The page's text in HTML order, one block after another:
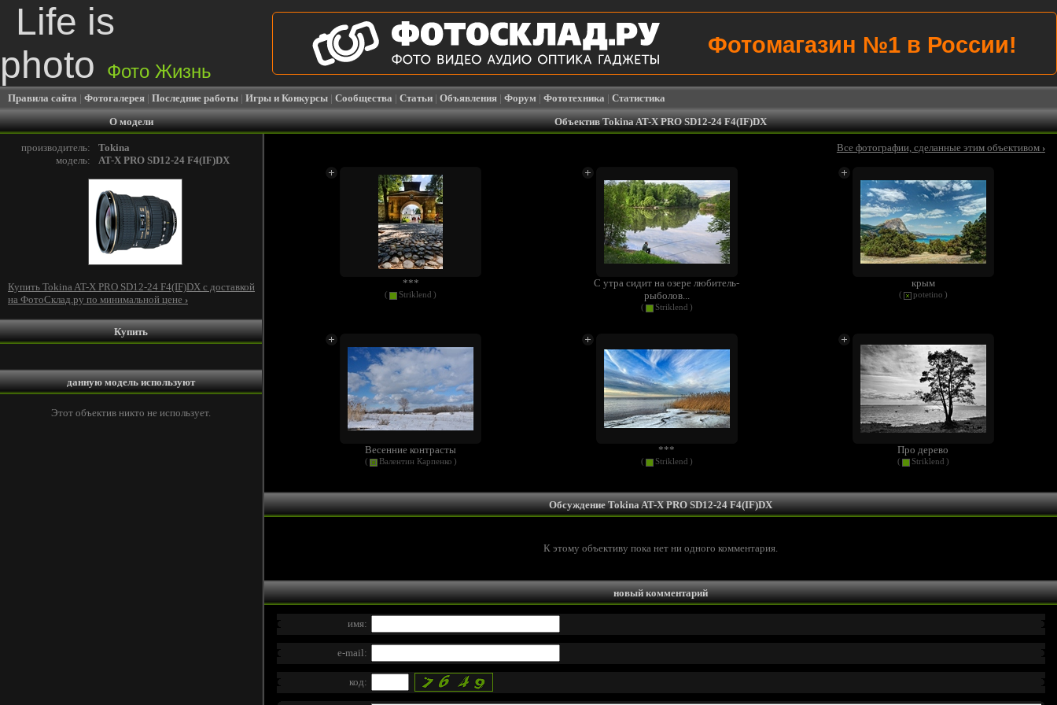
Life is
photo
Фото Жизнь
Фотомагазин №1 в России!
Правила сайта | Фотогалерея | Последние работы | Игры и Конкурсы | Сообщества | Статьи | Объявления | Форум | Фототехника | Статистика
О модели
Объектив Tokina AT-X PRO SD12-24 F4(IF)DX
производитель:
Tokina
модель:
AT-X PRO SD12-24 F4(IF)DX
Купить Tokina AT-X PRO SD12-24 F4(IF)DX c доставкой
на ФотоСклад.ру по минимальной цене ›
Купить
данную модель используют
Этот объектив никто не использует.
Все фотографии, сделанные этим объективом ›
***
( Striklend )
С утра сидит на озере любитель-
рыболов...
( Striklend )
крым
( potetino )
Весенние контрасты
( Валентин Карпенко )
***
( Striklend )
Про дерево
( Striklend )
Обсуждение Tokina AT-X PRO SD12-24 F4(IF)DX
К этому объективу пока нет ни одного комментария.
новый комментарий
имя:
e-mail:
код: